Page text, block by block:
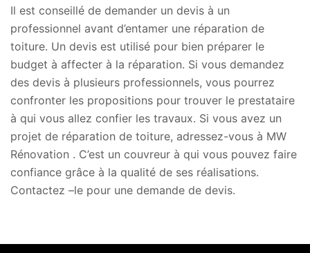
Il est conseillé de demander un devis à un
professionnel avant d’entamer une réparation de
toiture. Un devis est utilisé pour bien préparer le
budget à affecter à la réparation. Si vous demandez
des devis à plusieurs professionnels, vous pourrez
confronter les propositions pour trouver le prestataire
à qui vous allez confier les travaux. Si vous avez un
projet de réparation de toiture, adressez-vous à MW
Rénovation . C’est un couvreur à qui vous pouvez faire
confiance grâce à la qualité de ses réalisations.
Contactez –le pour une demande de devis.